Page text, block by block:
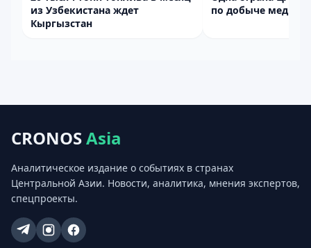
из Узбекистана ждет
Кыргызстан
по добыче меди
CRONOSAsia
Аналитическое издание о событиях в странах
Центральной Азии. Новости, аналитика, мнения экспертов,
спецпроекты.